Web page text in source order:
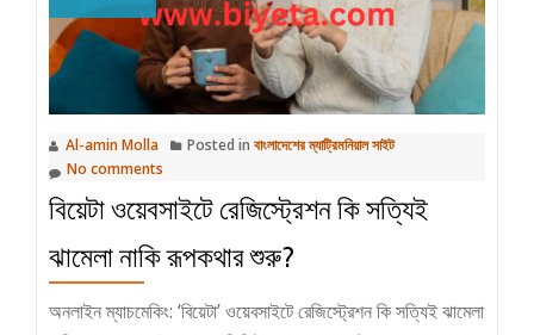
Al-amin Molla Posted in বাংলাদেশের ম্যাট্রিমনিয়াল সাইট
No comments
বিয়েটা ওয়েবসাইটে রেজিস্ট্রেশন কি সত্যিই
ঝামেলা নাকি রূপকথার শুরু?
অনলাইন ম্যাচমেকিং: ‘বিয়েটা’ ওয়েবসাইটে রেজিস্ট্রেশন কি সত্যিই ঝামেলা